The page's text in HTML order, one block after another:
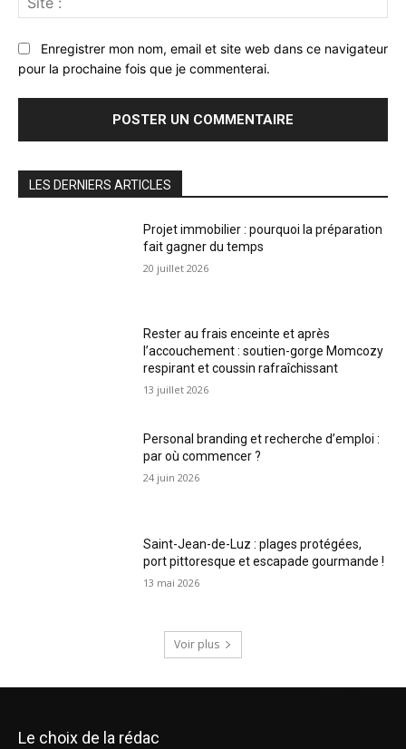
:
Enregistrer mon nom, email et site web dans ce navigateur
pour la prochaine fois que je commenterai.
LES DERNIERS ARTICLES
Projet immobilier : pourquoi la préparation
fait gagner du temps
20 juillet 2026
Rester au frais enceinte et après
l’accouchement : soutien-gorge Momcozy
respirant et coussin rafraîchissant
13 juillet 2026
Personal branding et recherche d’emploi :
par où commencer ?
24 juin 2026
Saint-Jean-de-Luz : plages protégées,
port pittoresque et escapade gourmande !
13 mai 2026
Voir plus
Le choix de la rédac